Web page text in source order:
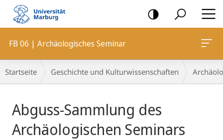
Mobile-
Navigation
FB 06 | Archäologisches Seminar
Breadcrumb-
Navigation
Startseite Geschichte und Kulturwissenschaften
Abguss-Sammlung des
Archäologischen Seminars